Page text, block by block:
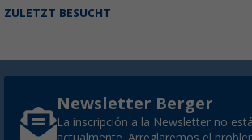
ZULETZT BESUCHT
Newsletter Berger
La inscripción a la Newsletter no